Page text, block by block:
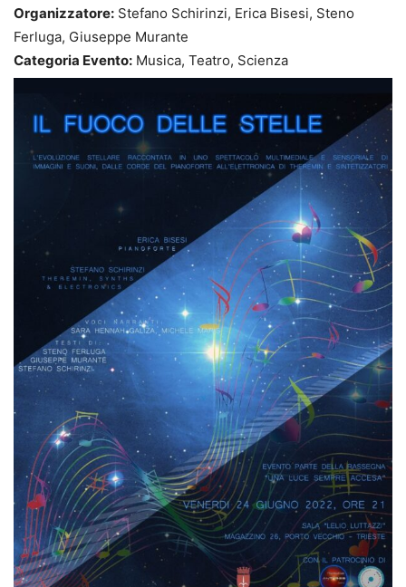
Organizzatore: Stefano Schirinzi, Erica Bisesi, Steno
Ferluga, Giuseppe Murante
Categoria Evento: Musica, Teatro, Scienza